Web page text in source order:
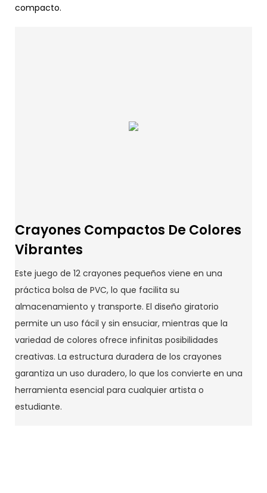
compacto.
Crayones Compactos De Colores
Vibrantes
Este juego de 12 crayones pequeños viene en una
práctica bolsa de PVC, lo que facilita su
almacenamiento y transporte. El diseño giratorio
permite un uso fácil y sin ensuciar, mientras que la
variedad de colores ofrece infinitas posibilidades
creativas. La estructura duradera de los crayones
garantiza un uso duradero, lo que los convierte en una
herramienta esencial para cualquier artista o
estudiante.